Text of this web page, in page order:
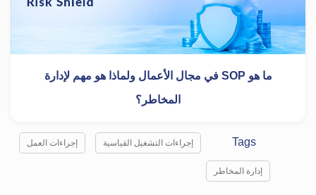
ما هو SOP في مجال الأعمال ولماذا هو مهم لإدارة
المخاطر؟
Tags إجراءات التشغيل القياسية إجراءات العمل
إدارة المخاطر